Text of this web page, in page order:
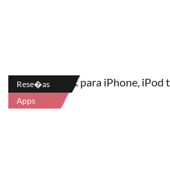
Rese�as
Apps